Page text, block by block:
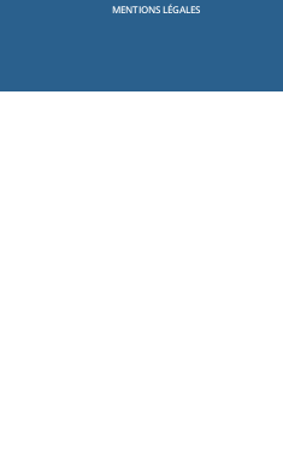
MENTIONS LÉGALES